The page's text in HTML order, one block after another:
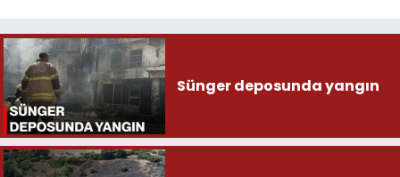
Sünger deposunda yangın